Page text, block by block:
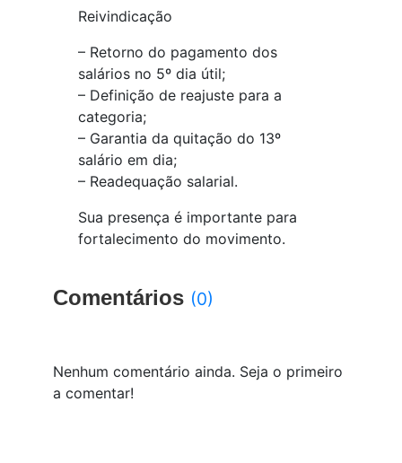
Reivindicação
– Retorno do pagamento dos
salários no 5º dia útil;
– Definição de reajuste para a
categoria;
– Garantia da quitação do 13º
salário em dia;
– Readequação salarial.
Sua presença é importante para
fortalecimento do movimento.
Comentários (0)
Nenhum comentário ainda. Seja o primeiro
a comentar!